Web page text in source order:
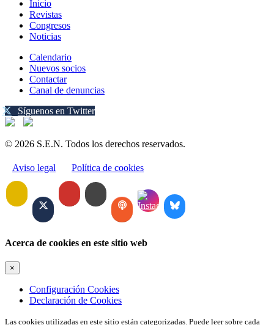
Inicio
Revistas
Congresos
Noticias
Calendario
Nuevos socios
Contactar
Canal de denuncias
Síguenos en Twitter
© 2026 S.E.N. Todos los derechos reservados.
Aviso legal Política de cookies
Acerca de cookies en este sitio web
×
Configuración Cookies
Declaración de Cookies
Las cookies utilizadas en este sitio están categorizadas. Puede leer sobre cada